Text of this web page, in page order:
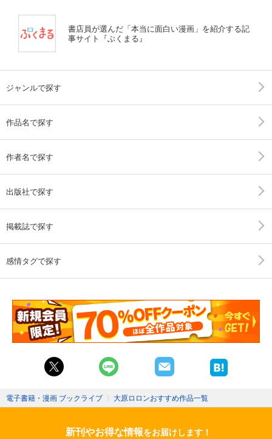
書店員が選んだ「本当に面白い漫画」を紹介する記
事サイト『ぶくまる』
ジャンルで探す
作品名で探す
作者名で探す
出版社で探す
掲載誌で探す
感情タグで探す
電子書籍・漫画 ブックライブ 〉 大原ロロンおすすめ作品一覧
新刊やお得な情報をお届けします！